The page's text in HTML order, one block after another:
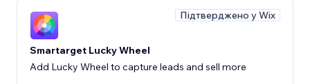
Підтверджено у Wix
Smartarget Lucky Wheel
Add Lucky Wheel to capture leads and sell more